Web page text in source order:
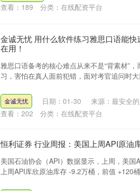
查看： 189 分类： 在线配资平台
金诚无忧 用什么软件练习雅思口语能
在用！
雅思口语备考的核心难点从来不是“背素材”
习，害怕在真人面前犯错，面对考官追问时
金诚无忧 日期：01-30
来源：最安全
查看： 202 分类： 在线配资平台
恒利证券 行业周报：美国上周API原油
美国石油协会（API）数据显示，上周，美国
上周API库欣原油库存 -9.2万桶，前值 +120